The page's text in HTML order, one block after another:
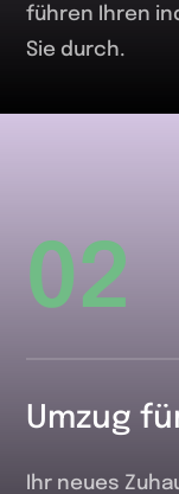
führen Ihren
Sie durch.
02
Umzug
Ihr neues